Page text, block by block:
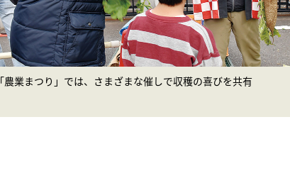
「農業まつり」では、さまざまな催しで収穫の喜びを共有